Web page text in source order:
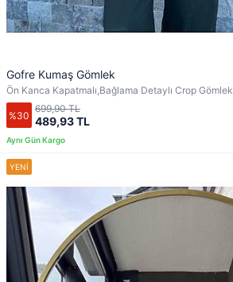
Gofre Kumaş Gömlek
Ön Kanca Kapatmalı,Bağlama Detaylı Crop Gömlek
%30 489,93 TL
699,90 TL